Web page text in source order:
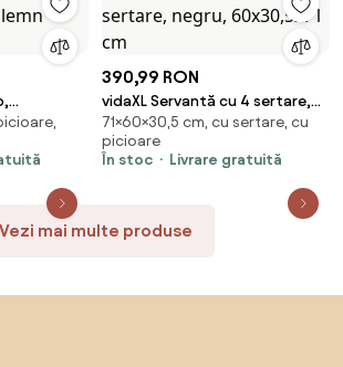
prelucrat
390,99 RON
vidaXL Servantă cu 4 sertare,
negru, 60x30,5x71 cm
71×60×30,5 cm, cu sertare, cu
picioare
În stoc
Livrare gratuită
Vezi mai multe produse